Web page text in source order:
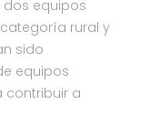
dos equipos
rural y
sido
equipos
contribuir a